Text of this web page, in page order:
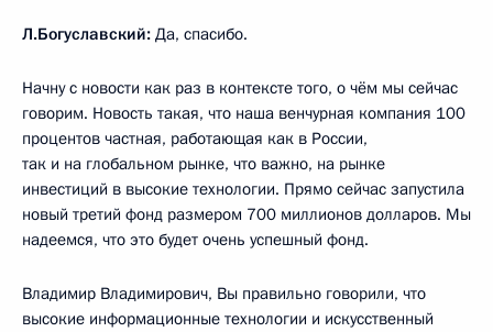
Л.Богуславский: Да, спасибо.
Начну с новости как раз в контексте того, о чём мы сейчас
говорим. Новость такая, что наша венчурная компания 100
процентов частная, работающая как в России,
так и на глобальном рынке, что важно, на рынке
инвестиций в высокие технологии. Прямо сейчас запустила
новый третий фонд размером 700 миллионов долларов. Мы
надеемся, что это будет очень успешный фонд.
Владимир Владимирович, Вы правильно говорили, что
высокие информационные технологии и искусственный